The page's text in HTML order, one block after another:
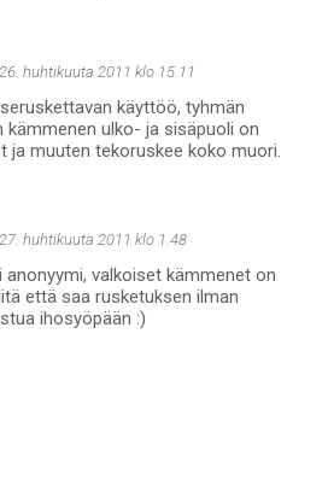
26. huhtikuuta 2011 klo 15.11
käyttöö, tyhmän
kämmenen ulko- ja sisäpuoli on
ja muuten tekoruskee koko muori.
27. huhtikuuta 2011 klo 1.48
anonyymi, valkoiset kämmenet on
että saa rusketuksen ilman
ihosyöpään :)